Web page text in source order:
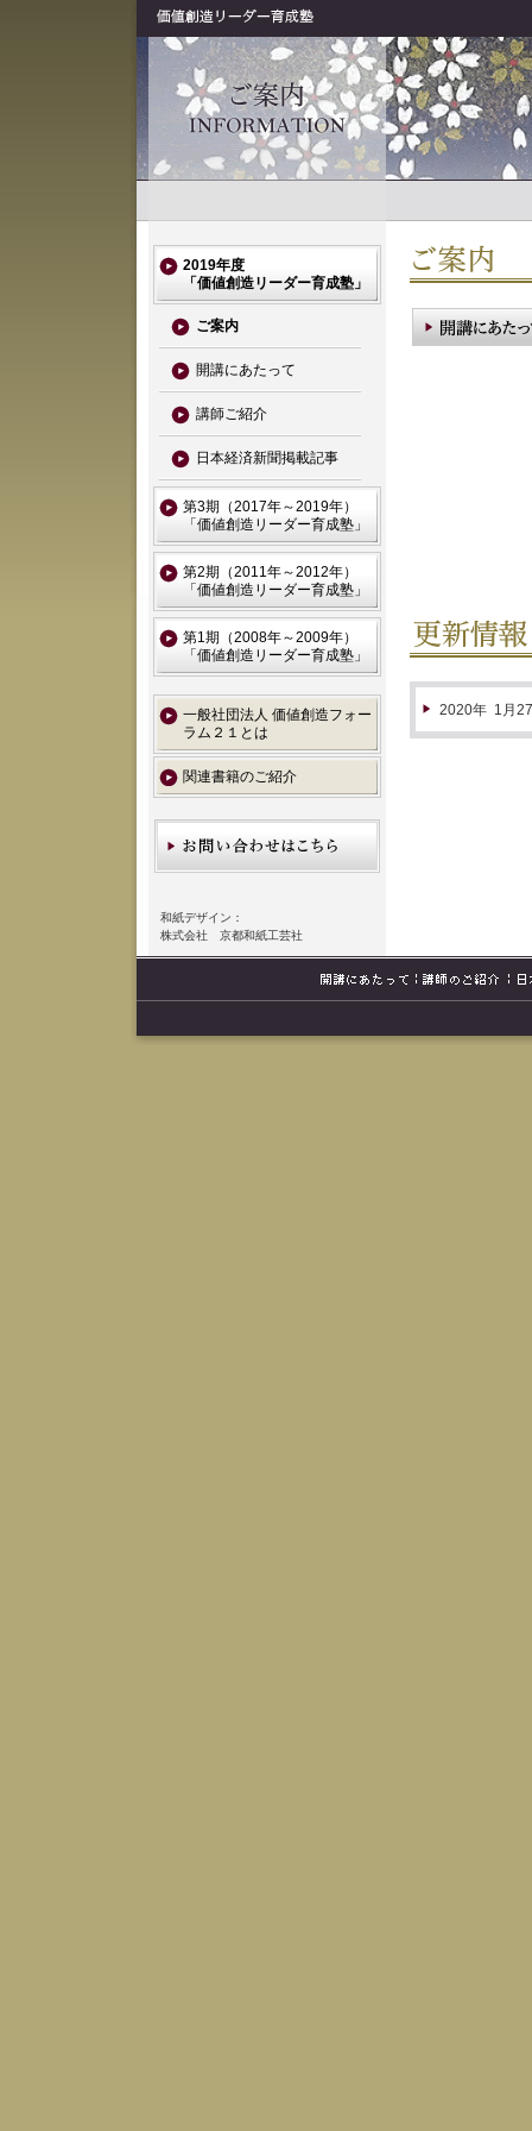
2020年 1 月
2019年度
「価値創造リーダー育成塾」
ご案内
開講にあたって
講師ご紹介
日本経済新聞掲載記事
第3期（2017年～2019年）
「価値創造リーダー育成塾」
第2期（2011年～2012年）
「価値創造リーダー育成塾」
第1期（2008年～2009年）
「価値創造リーダー育成塾」
一般社団法人 価値創造フォー
ラム２１とは
関連書籍のご紹介
和紙デザイン：
株式会社 京都和紙工芸社